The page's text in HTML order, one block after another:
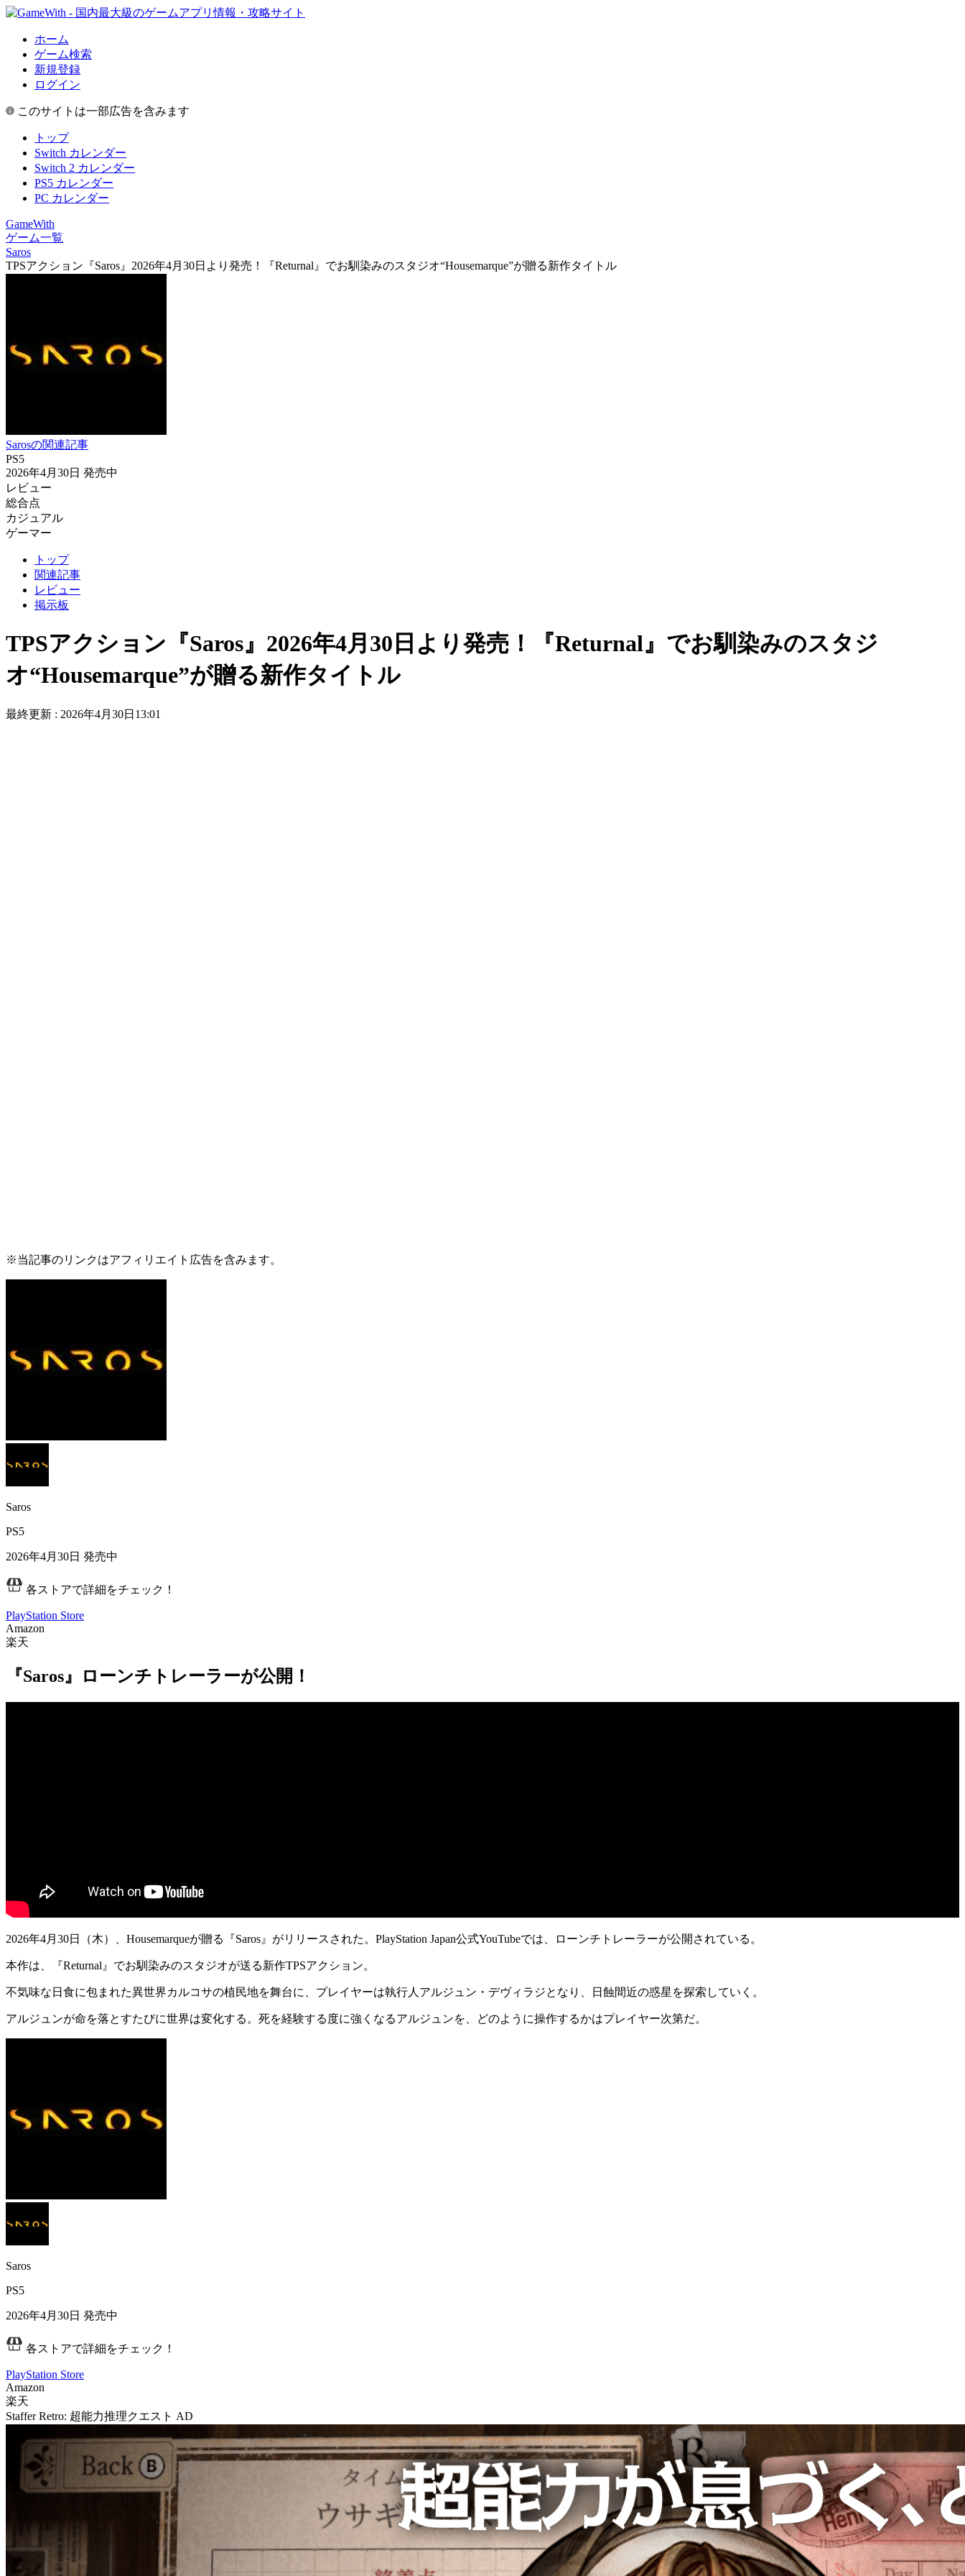
ホーム
ゲーム検索
新規登録
ログイン
このサイトは一部広告を含みます
トップ
Switch カレンダー
Switch 2 カレンダー
PS5 カレンダー
PC カレンダー
GameWith
ゲーム一覧
Saros
TPSアクション『Saros』2026年4月30日より発売！『Returnal』でお馴染みのスタジオ“Housemarque”が贈る新作タイトル
Sarosの関連記事
PS5
2026年4月30日 発売中
レビュー
総合点
カジュアル
ゲーマー
トップ
関連記事
レビュー
掲示板
TPSアクション『Saros』2026年4月30日より発売！『Returnal』でお馴染みのスタジ
オ“Housemarque”が贈る新作タイトル
最終更新 : 2026年4月30日13:01
※当記事のリンクはアフィリエイト広告を含みます。
Saros
PS5
2026年4月30日 発売中
各ストアで詳細をチェック！
PlayStation Store
Amazon
楽天
『Saros』ローンチトレーラーが公開！
2026年4月30日（木）、Housemarqueが贈る 『Saros』 がリリース された。PlayStation Japan公式YouTubeでは、 ローンチトレーラーが公開されている。
本作は、『Returnal』でお馴染みのスタジオが送る新作TPSアクション。
不気味な日食に包まれた異世界カルコサの植民地を舞台に、プレイヤーは執行人アルジュン・デヴィラジとなり、日蝕間近の惑星を探索していく。
アルジュンが命を落とすたびに世界は変化する。死を経験する度に強くなるアルジュンを、どのように操作するかはプレイヤー次第だ。
Saros
PS5
2026年4月30日 発売中
各ストアで詳細をチェック！
PlayStation Store
Amazon
楽天
Staffer Retro: 超能力推理クエスト AD